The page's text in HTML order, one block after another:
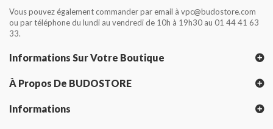
Vous pouvez également commander par email à vpc@budostore.com
ou par téléphone du lundi au vendredi de 10h à 19h30 au 01 44 41 63
33.
Informations Sur Votre Boutique
À Propos De BUDOSTORE
Informations